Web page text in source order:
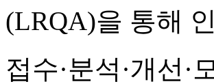
(LRQA)을 통해
접수·분석·개선